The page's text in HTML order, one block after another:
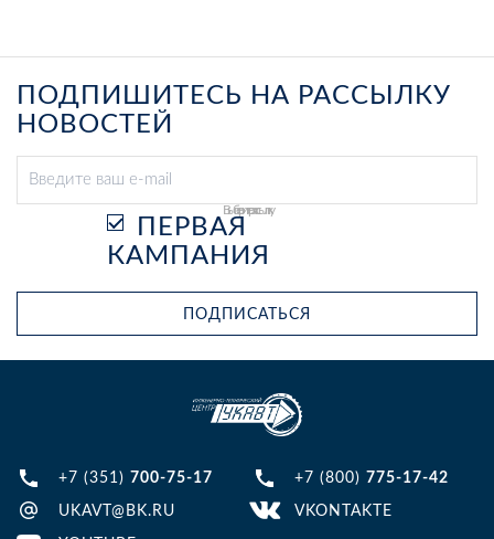
ПОДПИШИТЕСЬ НА РАССЫЛКУ
НОВОСТЕЙ
Выберите рассылку
ПЕРВАЯ
КАМПАНИЯ
ПОДПИСАТЬСЯ
+7 (351) 700-75-17 +7 (800) 775-17-42
UKAVT@BK.RU VKONTAKTE